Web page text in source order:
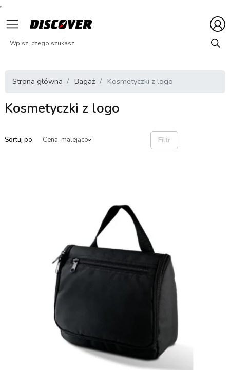
Strona główna Bagaż Kosmetyczki z logo
Kosmetyczki z logo
Sortuj po Filtr